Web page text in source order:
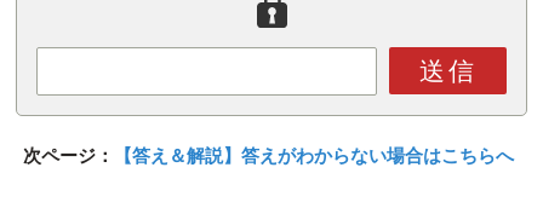
送信
次ページ： 【答え＆解説】答えがわからない場合はこちらへ